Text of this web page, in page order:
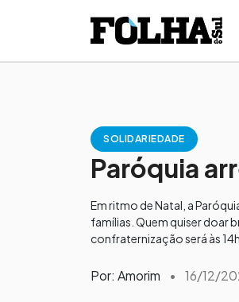
SOLIDARIEDADE
Paróquia
Em ritmo de Natal, a
famílias. Quem quiser doar
confraternização será às
Por: Amorim • 16/12/